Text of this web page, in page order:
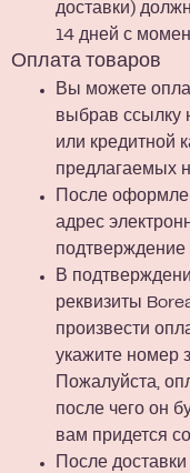
доставки)
14 дней с
Оплата товаров
Вы можете
выбрав ссылку
или кредитной
предлагаемых
После
адрес
подтверждение
В
реквизиты
произвести
укажите номер
Пожалуйста,
после чего он
вам придется
После